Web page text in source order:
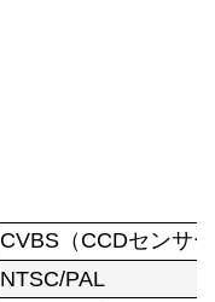
CVBS（CCDセンサ
NTSC/PAL